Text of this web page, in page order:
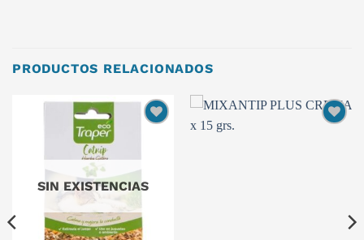
PRODUCTOS RELACIONADOS
SIN EXISTENCIAS